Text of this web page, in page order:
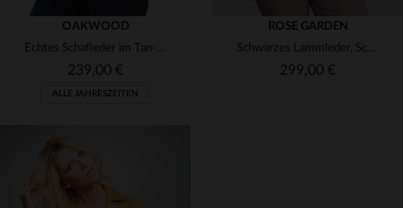
OAKWOOD
Echtes Schafleder im Tan-Ton: schlank, rockig und zeitlos elegant.
239,00 €
ALLE JAHRESZEITEN
ROSE GARDEN
Schwarzes Lammleder, Schaffellkragen - der klassische Aviator-Blouson.
299,00 €